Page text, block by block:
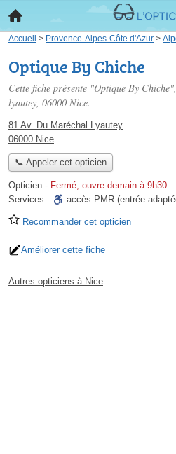
Accueil > Provence-Alpes-Côte d'Azur >
Optique By Chiche
Cette fiche présente "Optique By
lyautey, 06000 Nice.
81 Av. Du Maréchal Lyautey
06000 Nice
📞 Appeler cet opticien
Opticien - Fermé, ouvre demain à 9h30
Services :
accès PMR (entrée
Recommander cet opticien
Améliorer cette fiche
Autres opticiens à Nice